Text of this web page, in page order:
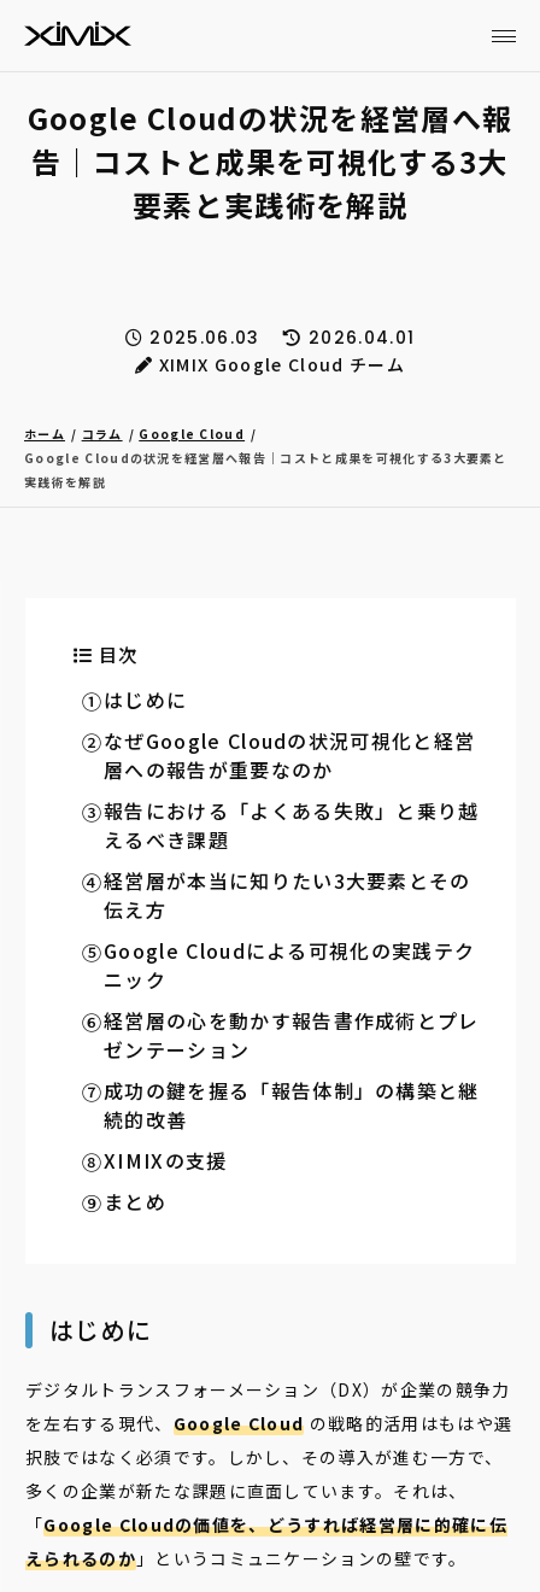
Google Cloudの状況を経営層へ報
告｜コストと成果を可視化する3大
要素と実践術を解説
2025.06.03
2026.04.01
XIMIX Google Cloud チーム
ホーム コラム
Google Cloud
Google Cloudの状況を経営層へ報告｜コストと成果を可視化する3大要素と
実践術を解説
目次
はじめに
なぜGoogle Cloudの状況可視化と経営
層への報告が重要なのか
報告における「よくある失敗」と乗り越
えるべき課題
経営層が本当に知りたい3大要素とその
伝え方
Google Cloudによる可視化の実践テク
ニック
経営層の心を動かす報告書作成術とプレ
ゼンテーション
成功の鍵を握る「報告体制」の構築と継
続的改善
XIMIXの支援
まとめ
はじめに
デジタルトランスフォーメーション（DX）が企業の競争力
を左右する現代、 Google Cloud の戦略的活用はもはや選
択肢ではなく必須です。しかし、その導入が進む一方で、
多くの企業が新たな課題に直面しています。それは、
「Google Cloudの価値を、どうすれば経営層に的確に伝
えられるのか」というコミュニケーションの壁です。